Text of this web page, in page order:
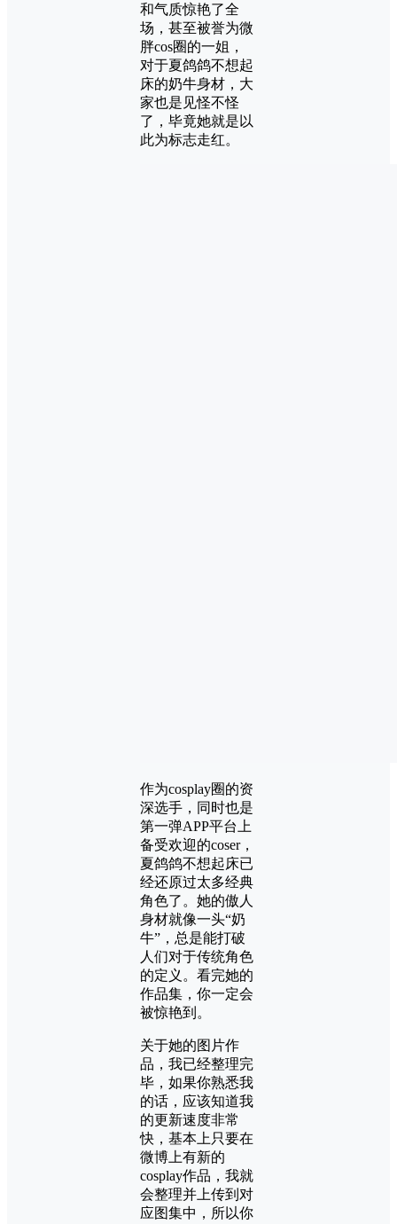
和气质惊艳了全
场，甚至被誉为微
胖cos圈的一姐，
对于夏鸽鸽不想起
床的奶牛身材，大
家也是见怪不怪
了，毕竟她就是以
此为标志走红。
作为cosplay圈的资
深选手，同时也是
第一弹APP平台上
备受欢迎的coser，
夏鸽鸽不想起床已
经还原过太多经典
角色了。她的傲人
身材就像一头“奶
牛”，总是能打破
人们对于传统角色
的定义。看完她的
作品集，你一定会
被惊艳到。
关于她的图片作
品，我已经整理完
毕，如果你熟悉我
的话，应该知道我
的更新速度非常
快，基本上只要在
微博上有新的
cosplay作品，我就
会整理并上传到对
应图集中，所以你